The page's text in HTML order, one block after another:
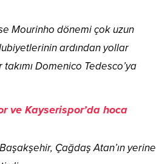
Mourinho dönemi çok uzun
ardından yollar
takımı Domenico Tedesco’ya
ve Kayserispor’da hoca
Çağdaş Atan’ın yerine